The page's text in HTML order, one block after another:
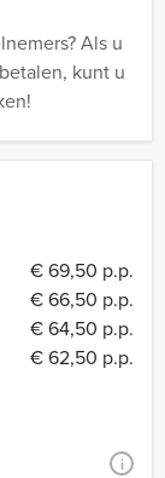
€ 69,50 p.p.
€ 66,50 p.p.
€ 64,50 p.p.
€ 62,50 p.p.
i
Als u
kunt u